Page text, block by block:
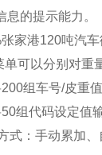
的提示能力。
家港120吨汽
单可以分别对
200组车号/皮重
50组代码设定
式：手动累加